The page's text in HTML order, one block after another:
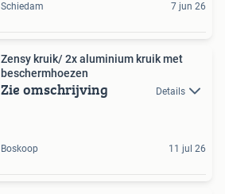
Schiedam 7 jun 26
Zensy kruik/ 2x aluminium kruik met
beschermhoezen
Zie omschrijving Details
Boskoop 11 jul 26